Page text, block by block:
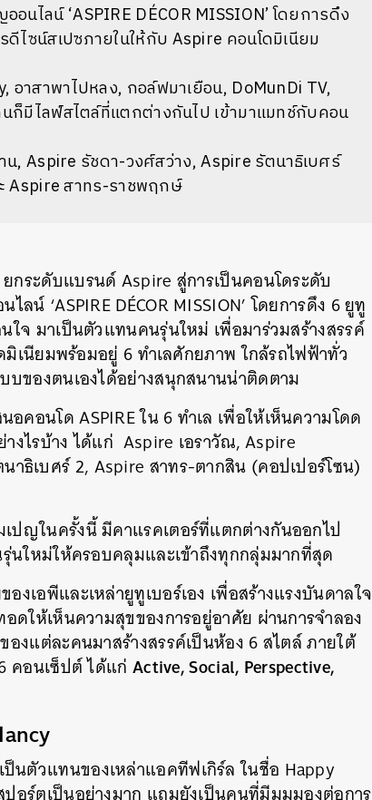
นไลน์ ‘ASPIRE DÉCOR MISSION’ โดยการดึง
ไซน์สเปซภายในให้กับ Aspire คอนโดมิเนียม
าสาพาไปหลง, กอล์ฟมาเยือน, DoMunDi TV,
นก็มีไลฟ์สไตล์ที่แตกต่างกันไป เข้ามาแมทช์กับคอน
, Aspire รัชดา-วงศ์สว่าง, Aspire รัตนาธิเบศร์
Aspire สาทร-ราชพฤกษ์
ระดับแบรนด์ Aspire สู่การเป็นคอนโดระดับ
‘ASPIRE DÉCOR MISSION’ โดยการดึง 6 ยูทู
จ มาเป็นตัวแทนคนรุ่นใหม่ เพื่อมาร่วมสร้างสรรค์
เนียมพร้อมอยู่ 6 ทำเลศักยภาพ ใกล้รถไฟฟ้าทั่ว
ของตนเองได้อย่างสนุกสนานน่าติดตาม
คอนโด ASPIRE ใน 6 ทำเล เพื่อให้เห็นความโดด
งไรบ้าง ได้แก่ Aspire เอราวัณ, Aspire
าธิเบศร์ 2, Aspire สาทร-ตากสิน (คอปเปอร์โซน)
ปญในครั้งนี้ มีคาแรคเตอร์ที่แตกต่างกันออกไป
นใหม่ให้ครอบคลุมและเข้าถึงทุกกลุ่มมากที่สุด
งเอพีและเหล่ายูทูเบอร์เอง เพื่อสร้างแรงบันดาลใจ
ดให้เห็นความสุขของการอยู่อาศัย ผ่านการจำลอง
งแต่ละคนมาสร้างสรรค์เป็นห้อง 6 สไตล์ ภายใต้
คอนเซ็ปต์ ได้แก่ Active, Social, Perspective,
ตัวแทนของเหล่าแอคทีฟเกิร์ล ในชื่อ Happy